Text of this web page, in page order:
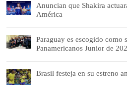
Anuncian que Shakira
América
Paraguay es escogido como
Panamericanos Junior de
Brasil festeja en su estreno